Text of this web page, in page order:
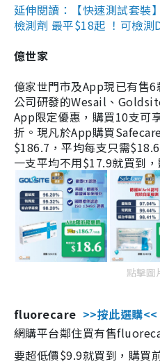
延伸閱讀：【快速測試套裝
檢測劑 最平$18起 ！可檢
億世家
億家世門市及App現已有售
公司研發的Wesail、
App限定優惠，購買10支可
折。現凡於App購買
$186.7，平均每支只需
一支平均不用$17.9就買到
點擊圖
fluorecare >>按此選購<<
網購平台鄰住買有售
要超低價$9.9就買到，購買